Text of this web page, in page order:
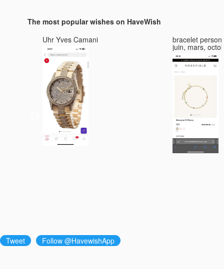
Outdoor Solarleuchten Für
Banner für Party
The most popular wishes on HaveWish
Uhr Yves Camani
bracelet
juin, mars,
Tweet Follow @HavewishApp